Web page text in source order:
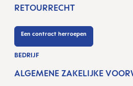
RETOURRECHT
Een contract herroepen
BEDRIJF
ALGEMENE ZAKELIJKE